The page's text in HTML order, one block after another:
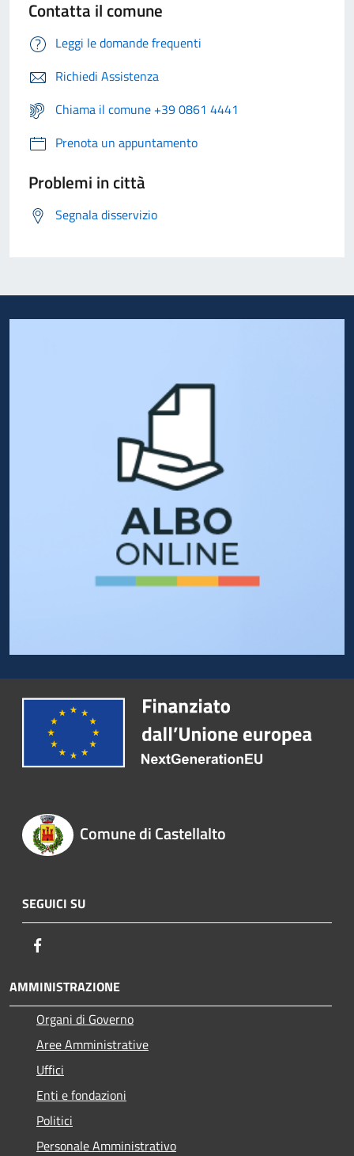
Contatta il comune
Leggi le domande frequenti
Richiedi Assistenza
Chiama il comune +39 0861 4441
Prenota un appuntamento
Problemi in città
Segnala disservizio
Comune di Castellalto
SEGUICI SU
AMMINISTRAZIONE
Organi di Governo
Aree Amministrative
Uffici
Enti e fondazioni
Politici
Personale Amministrativo